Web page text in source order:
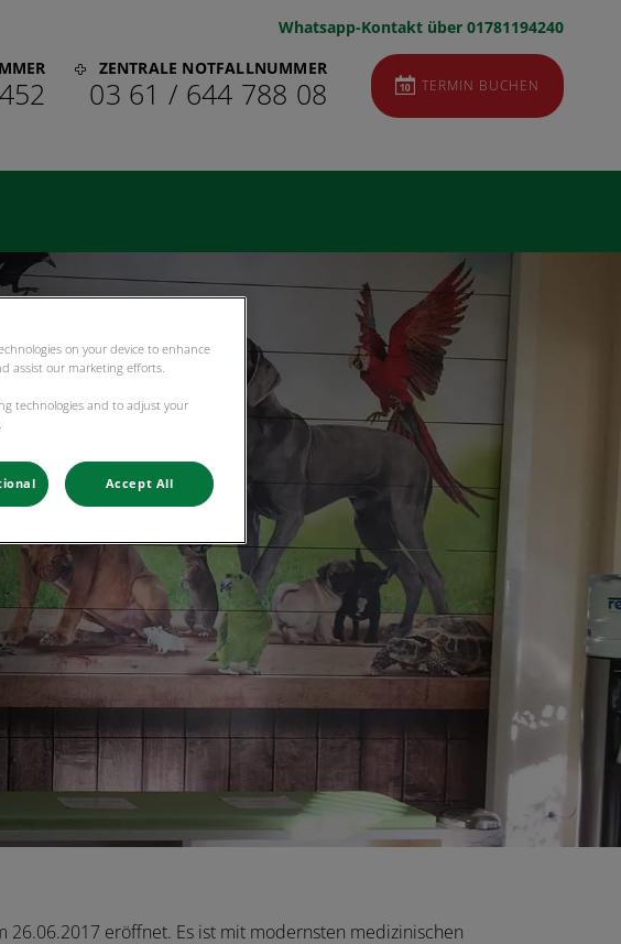
Whatsapp-Kontakt über 01781194240
ZENTRALE NOTFALLNUMMER
03 61 / 644 788 08 TERMIN BUCHEN
26.06.2017 eröffnet. Es ist mit modernsten medizinischen
on your device to enhance
assist our marketing efforts.
technologies and to adjust your
Accept All